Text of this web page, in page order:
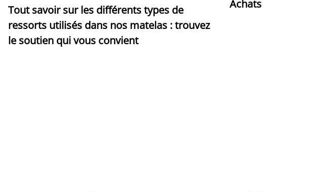
Tout savoir sur les différents types de
ressorts utilisés dans nos matelas : trouvez
le soutien qui vous convient
Achats